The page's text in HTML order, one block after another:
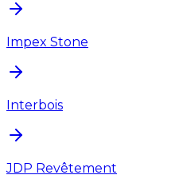
Impex Stone
Interbois
JDP Revêtement